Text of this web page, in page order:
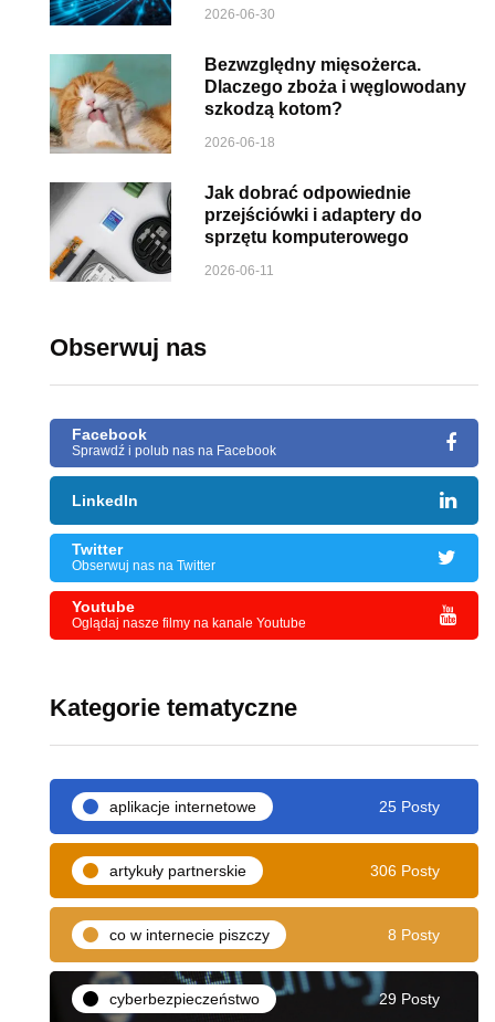
2026-06-30
Bezwzględny mięsożerca.
Dlaczego zboża i węglowodany
szkodzą kotom?
2026-06-18
Jak dobrać odpowiednie
przejściówki i adaptery do
sprzętu komputerowego
2026-06-11
Obserwuj nas
Facebook
Sprawdź i polub nas na Facebook
LinkedIn
Twitter
Obserwuj nas na Twitter
Youtube
Oglądaj nasze filmy na kanale Youtube
Kategorie tematyczne
aplikacje internetowe 25 Posty
artykuły partnerskie 306 Posty
co w internecie piszczy 8 Posty
cyberbezpieczeństwo 29 Posty